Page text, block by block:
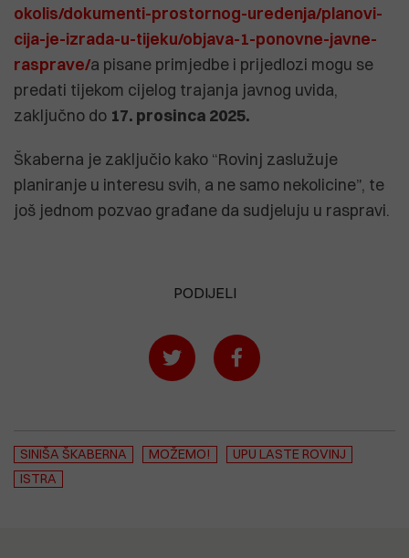
okolis/dokumenti-prostornog-uredenja/planovi-
cija-je-izrada-u-tijeku/objava-1-ponovne-javne-
rasprave/a pisane primjedbe i prijedlozi mogu se
predati tijekom cijelog trajanja javnog uvida,
zaključno do 17. prosinca 2025.
Škaberna je zaključio kako “Rovinj zaslužuje
planiranje u interesu svih, a ne samo nekolicine”, te
još jednom pozvao građane da sudjeluju u raspravi.
PODIJELI
SINIŠA ŠKABERNA MOŽEMO!
UPU LASTE ROVINJ
ISTRA